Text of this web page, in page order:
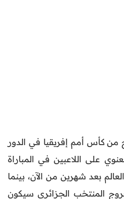
من كأس أمم إفريقيا في الدور
على اللاعبين في المباراة
بعد شهرين من الآن، بينما
المنتخب الجزائري سيكون